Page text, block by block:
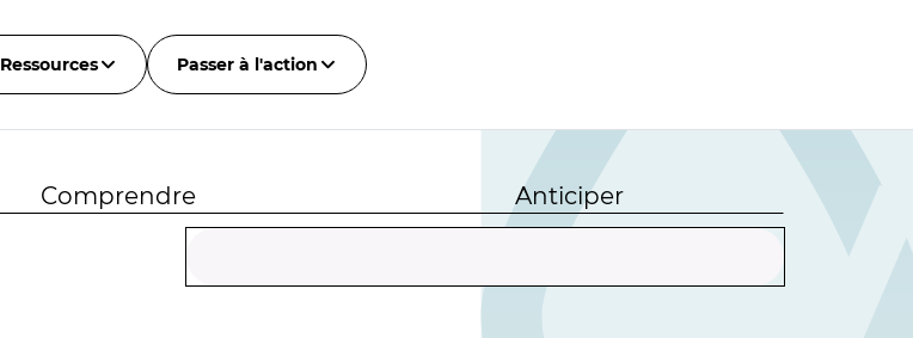
Ressources Passer à l'action
Comprendre Anticiper